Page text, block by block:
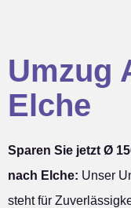
Umzug
Elche
Sparen Sie jetzt Ø
nach Elche: Unser
steht für